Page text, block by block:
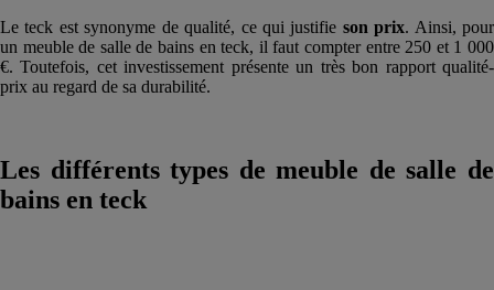
Le teck est synonyme de qualité, ce qui justifie son prix. Ainsi, pour
un meuble de salle de bains en teck, il faut compter entre 250 et 1 000
€. Toutefois, cet investissement présente un très bon rapport qualité-
prix au regard de sa durabilité.
Les différents types de meuble de salle de
bains en teck